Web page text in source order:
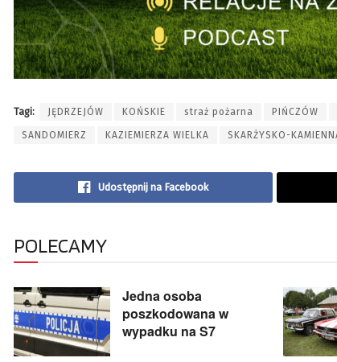
Tagi: JĘDRZEJÓW KOŃSKIE straż pożarna PIŃCZÓW
SANDOMIERZ KAZIEMIERZA WIELKA SKARŻYSKO-
Udostępnij na Facebook
POLECAMY
Jedna osoba
poszkodowana w
wypadku na S7